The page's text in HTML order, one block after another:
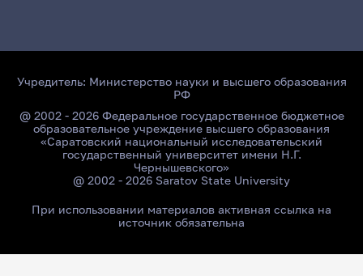
Учредитель: Министерство науки и высшего образования
РФ
@ 2002 - 2026 Федеральное государственное бюджетное
образовательное учреждение высшего образования
«Саратовский национальный исследовательский
государственный университет имени Н.Г.
Чернышевского»
@ 2002 - 2026 Saratov State University
При использовании материалов активная ссылка на
источник обязательна